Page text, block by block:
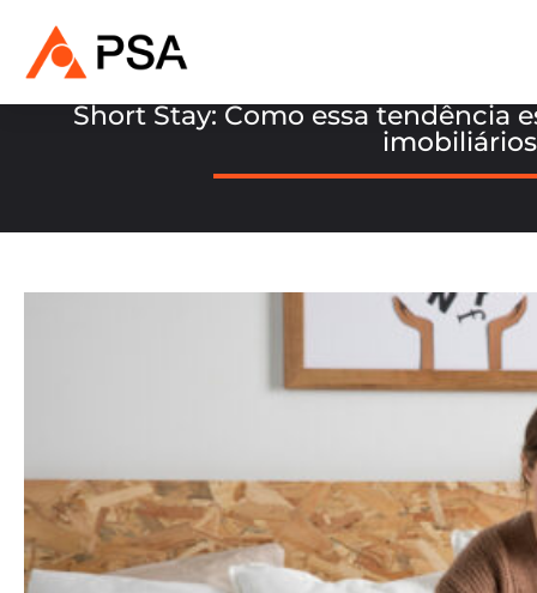
Short Stay: Como essa tendência
imobiliários